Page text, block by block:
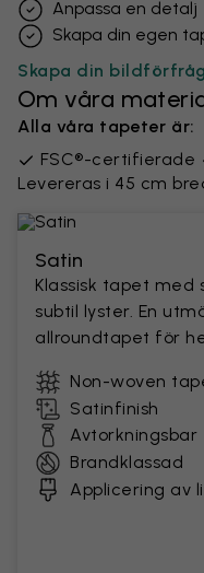
Anpassa en detalj
Skapa din egen
Skapa din
Om våra
Alla våra tapeter är:
FSC®-certifierade
Levereras i 45 cm
Satin
Klassisk tapet med
subtil lyster. En
allroundtapet för
Non-woven
Satinfinish
Avtorkningsbar
Brandklassad
Applicering av